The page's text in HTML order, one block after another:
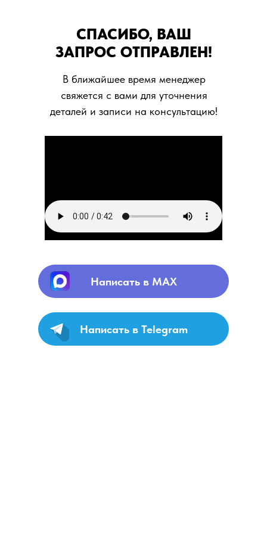
Написать в MAX
СПАСИБО, ВАШ
ЗАПРОС ОТПРАВЛЕН!
Написать в Telegram
В ближайшее время менеджер
свяжется с вами для уточнения
деталей и записи на консультацию!